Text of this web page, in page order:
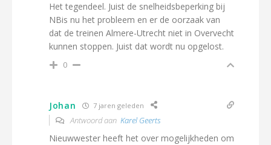
Het tegendeel. Juist de snelheidsbeperking bij
NBis nu het probleem en er de oorzaak van
dat de treinen Almere-Utrecht niet in Overvecht
kunnen stoppen. Juist dat wordt nu opgelost.
0
Johan 7 jaren geleden
Antwoord aan Karel Geerts
Nieuwwester heeft het over mogelijkheden om